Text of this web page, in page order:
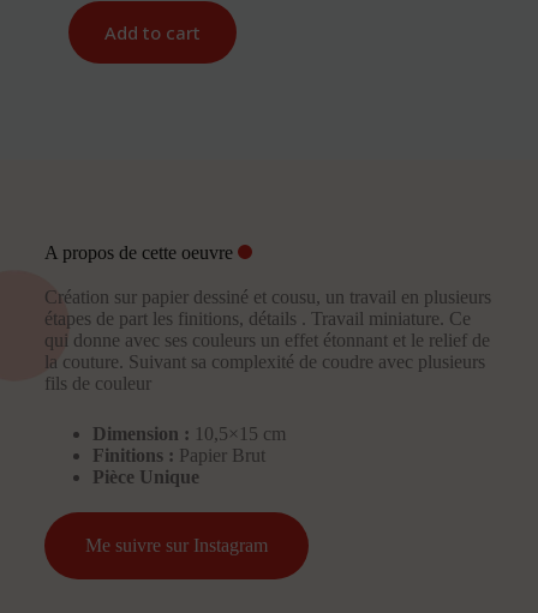
Add to cart
A propos de cette oeuvre
Création sur papier dessiné et cousu, un travail en plusieurs
étapes de part les finitions, détails . Travail miniature. Ce
qui donne avec ses couleurs un effet étonnant et le relief de
la couture. Suivant sa complexité de coudre avec plusieurs
fils de couleur
Dimension : 10,5×15 cm
Finitions : Papier Brut
Pièce Unique
Me suivre sur Instagram